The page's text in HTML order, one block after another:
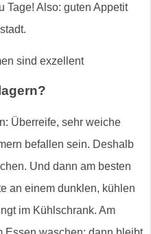
Tage! Also: guten Appetit
Überreife, sehr weiche
befallen sein. Deshalb
Und dann am besten
an einem dunklen, kühlen
im Kühlschrank. Am